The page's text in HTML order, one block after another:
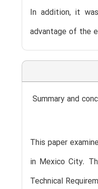
In addition, it
advantage of the
Summary and
This paper
in Mexico City.
Technical